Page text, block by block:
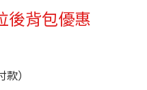
後背包優惠
）